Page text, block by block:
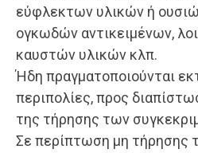
εύφλεκτων υλικών ή
ογκωδών αντικειμένων,
καυστών υλικών κλπ.
Ήδη πραγματοποιούνται
περιπολίες, προς
της τήρησης των
Σε περίπτωση μη τήρησης